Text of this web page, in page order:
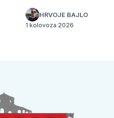
HRVOJE BAJLO
1 kolovoza 2026